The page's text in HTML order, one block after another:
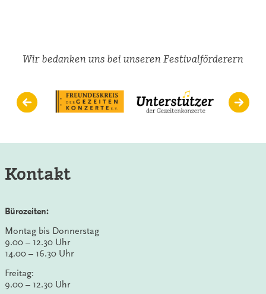
Wir bedanken uns bei unseren Festivalförderern
Kontakt
Bürozeiten:
Montag bis Donnerstag
9.00 – 12.30 Uhr
14.00 – 16.30 Uhr
Freitag:
9.00 – 12.30 Uhr